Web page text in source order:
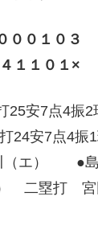
００１０３
１０１×
25安7点4振2
7点4振1球
（エ） ●島
二塁打 宮